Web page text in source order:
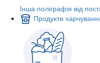
Інша поліграфія від
Продукти